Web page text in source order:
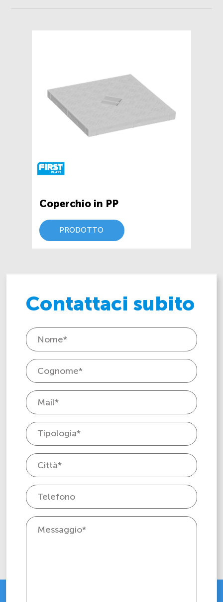
Coperchio in PP
PRODOTTO
Contattaci subito